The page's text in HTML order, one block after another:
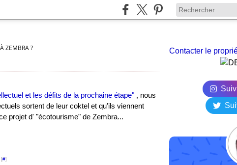
ZEMBRA ?
et les défits de la prochaine étape" , nous
sortent de leur coktel et qu'ils viennent
projet d' "écotourisme" de Zembra...
[#]
Contacter le